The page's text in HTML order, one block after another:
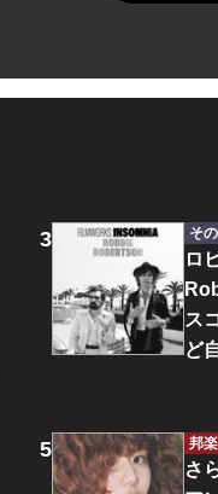
そ
ロ
ス
ど
邦楽
さ